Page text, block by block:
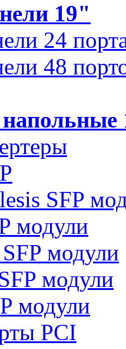
19"
24
48
SFP
модули
модули
модули
модули
PCI